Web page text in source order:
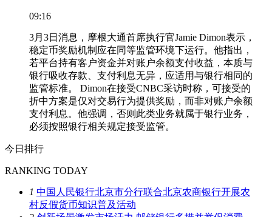
09:16
3月3日消息，摩根大通首席执行官Jamie Dimon表示，
稳定币奖励机制应在同等监管环境下运行。他指出，
若平台持有客户资金并对账户余额支付收益，本质与
银行吸收存款、支付利息无异，应适用与银行相同的
监管标准。 Dimon在接受CNBC采访时称，可接受的
折中方案是仅对交易行为提供奖励，而非对账户余额
支付利息。他强调，否则此类业务就属于银行业务，
必须按照银行相关规定接受监管。
今日排行
RANKING TODAY
1 中国人民银行北京市分行联合北京农商银行开展农
村反假货币知识普及活动